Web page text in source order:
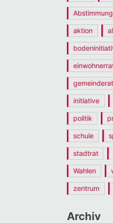
Abstimmung
aktion
gemeinderat
initiative
politik
schule
stadtrat
Wahlen
zentrum
Archiv